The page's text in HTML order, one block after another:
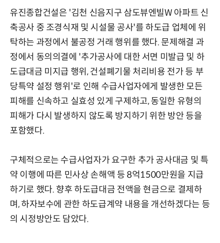
유진종합건설은 '김천 신음지구 삼도뷰엔빌W 아파트 신
축공사 중 조경식재 및 시설물 공사'를 하도급 업체에 위
탁하는 과정에서 불공정 거래 행위를 했다. 문제해결 과
정에서 동의의결에 '추가공사에 대한 서면 미발급 및 하
도급대금 미지급 행위, 건설폐기물 처리비용 전가 등 부
당특약 설정 행위'로 인해 수급사업자에게 발생한 모든
피해를 신속하고 실효성 있게 구제하고, 동일한 유형의
피해가 다시 발생하지 않도록 방지하기 위한 방안 등을
포함했다.
구체적으로는 수급사업자가 요구한 추가 공사대금 및 특
약 이행에 따른 민사상 손해액 등 8억1500만원을 지급
하기로 했다. 향후 하도급대금 전액을 현금으로 결제하
며, 하자보수에 관한 하도급계약 내용을 개선하겠다는 등
의 시정방안도 담았다.